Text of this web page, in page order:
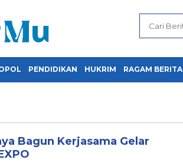
PENDIDIKAN HUKRIM RAGAM BERITA
Bagun Kerjasama Gelar